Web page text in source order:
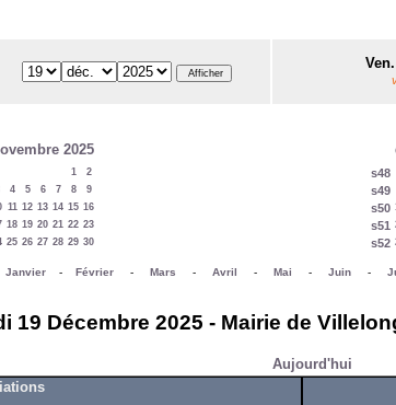
2025
1 2
4 5 6 7 8 9
11 12 13 14 15 16
18 19 20 21 22 23
25 26 27 28 29 30
s48
s49
s50
s51
s52
Janvier- Février- Mars - Avril - Mai - Juin-
19 Décembre 2025 - Mairie de
Aujourd'hui